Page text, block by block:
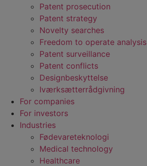
Patent prosecution
Patent strategy
Novelty searches
Freedom to operate analysis
Patent surveillance
Patent conflicts
Designbeskyttelse
Iværksætterrådgivning
For companies
For investors
Industries
Fødevare­teknologi
Medical technology
Healthcare